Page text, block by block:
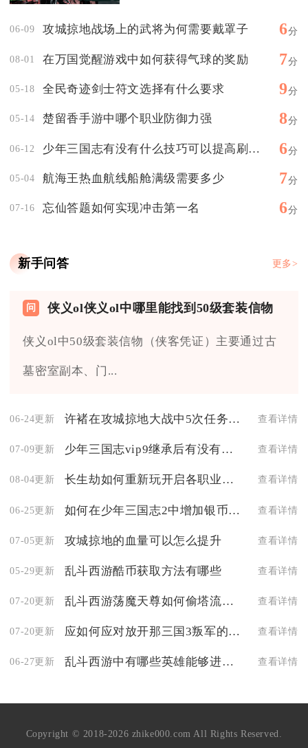
06-09 攻城掠地战场上的武将为何需要戴罩子 6分
08-01 在万国觉醒游戏中如何获得气球的奖励 7分
05-18 全民奇迹剑士符文选择有什么要求 9分
05-14 楚留香手游中哪个职业防御力强 8分
06-12 少年三国志有没有什么技巧可以提高刷取姜子牙的效率 6分
05-04 航海王热血航线船舱满级需要多少 7分
07-16 忘仙答题如何实现冲击第一名 6分
新手问答 更多>
侠义ol侠义ol中哪里能找到50级套装信物
侠义ol中50级套装信物（侠客凭证）主要通过古
墓密室副本、门...
06-24更新 许褚在攻城掠地大战中5次任务是否太过冒险 查看详情
07-09更新 少年三国志vip9继承后有没有办法修改或更改继承的内容 查看详情
08-04更新 长生劫如何重新玩开启各职业之旅 查看详情
06-25更新 如何在少年三国志2中增加银币的收入 查看详情
07-05更新 攻城掠地的血量可以怎么提升 查看详情
05-29更新 乱斗西游酷币获取方法有哪些 查看详情
07-20更新 乱斗西游荡魔天尊如何偷塔流时如何利用地形优势 查看详情
07-20更新 应如何应对放开那三国3叛军的困境 查看详情
06-27更新 乱斗西游中有哪些英雄能够进行位移 查看详情
Copyright © 2018-2026 zhike000.com All Rights Reserved.